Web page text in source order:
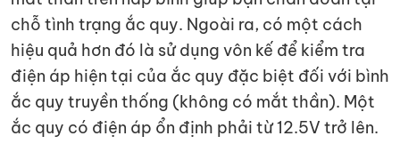
chỗ tình trạng ắc quy. Ngoài ra, có một cách
hiệu quả hơn đó là sử dụng vôn kế để kiểm tra
điện áp hiện tại của ắc quy đặc biệt đối với bình
ắc quy truyền thống (không có mắt thần). Một
ắc quy có điện áp ổn định phải từ 12.5V trở lên.